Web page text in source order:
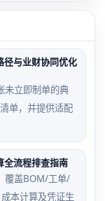
径与业财协同优化
未立即制单的典
单，并提供适配
全流程排查指南
覆盖BOM/工单/
本计算及凭证生